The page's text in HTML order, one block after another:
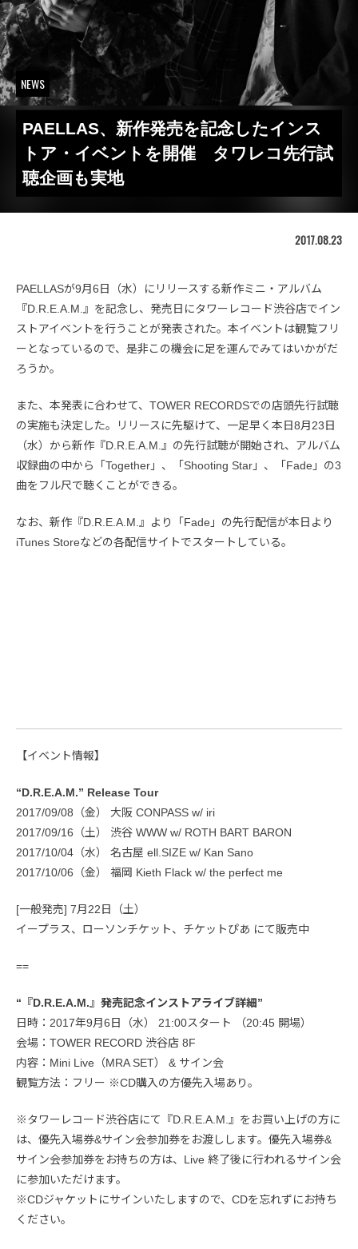
NEWS
PAELLAS、新作発売を記念したインス
トア・イベントを開催 タワレコ先行試
聴企画も実地
2017.08.23
PAELLASが9月6日（水）にリリースする新作ミニ・アルバム
『D.R.E.A.M.』を記念し、発売日にタワーレコード渋谷店でイン
ストアイベントを行うことが発表された。本イベントは観覧フリ
ーとなっているので、是非この機会に足を運んでみてはいかがだ
ろうか。
また、本発表に合わせて、TOWER RECORDSでの店頭先行試聴
の実施も決定した。リリースに先駆けて、一足早く本日8月23日
（水）から新作『D.R.E.A.M.』の先行試聴が開始され、アルバム
収録曲の中から「Together」、「Shooting Star」、「Fade」の3
曲をフル尺で聴くことができる。
なお、新作『D.R.E.A.M.』より「Fade」の先行配信が本日より
iTunes Storeなどの各配信サイトでスタートしている。
【イベント情報】
“D.R.E.A.M.” Release Tour
2017/09/08（金） 大阪 CONPASS w/ iri
2017/09/16（土） 渋谷 WWW w/ ROTH BART BARON
2017/10/04（水） 名古屋 ell.SIZE w/ Kan Sano
2017/10/06（金） 福岡 Kieth Flack w/ the perfect me
[一般発売] 7月22日（土）
イープラス、ローソンチケット、チケットぴあ にて販売中
==
“『D.R.E.A.M.』発売記念インストアライブ詳細”
日時：2017年9月6日（水） 21:00スタート （20:45 開場）
会場：TOWER RECORD 渋谷店 8F
内容：Mini Live（MRA SET） & サイン会
観覧方法：フリー ※CD購入の方優先入場あり。
※タワーレコード渋谷店にて『D.R.E.A.M.』をお買い上げの方に
は、優先入場券&サイン会参加券をお渡しします。優先入場券&
サイン会参加券をお持ちの方は、Live 終了後に行われるサイン会
に参加いただけます。
※CDジャケットにサインいたしますので、CDを忘れずにお持ち
ください。